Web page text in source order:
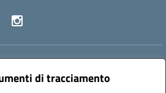
di tracciamento
fgps210002@istruzione.it